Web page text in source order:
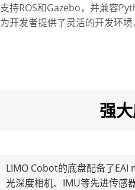
支持ROS和Gazebo，并兼容
为开发者提供了灵活的开发环境
强
LIMO Cobot的底盘配备了EAI
光深度相机、IMU等先进传感